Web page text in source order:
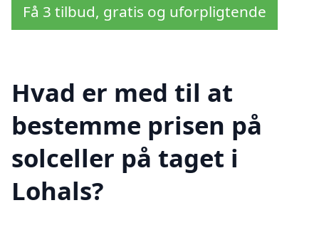
Få 3 tilbud, gratis og uforpligtende
Hvad er med til at
bestemme prisen på
solceller på taget i
Lohals?